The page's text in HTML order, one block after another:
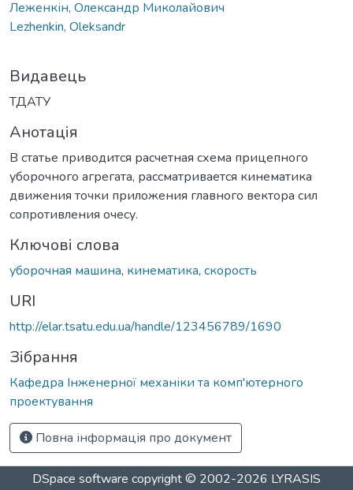
Леженкін, Олександр Миколайович
Lezhenkin, Oleksandr
Видавець
ТДАТУ
Анотація
В статье приводится расчетная схема прицепного
уборочного агрегата, рассматривается кинематика
движения точки приложения главного вектора сил
сопротивления очесу.
Ключові слова
уборочная машина, кинематика, скорость
URI
http://elar.tsatu.edu.ua/handle/123456789/1690
Зібрання
Кафедра Інженерної механіки та комп'ютерного
проектування
Повна інформація про документ
DSpace software copyright © 2002-2026 LYRASIS